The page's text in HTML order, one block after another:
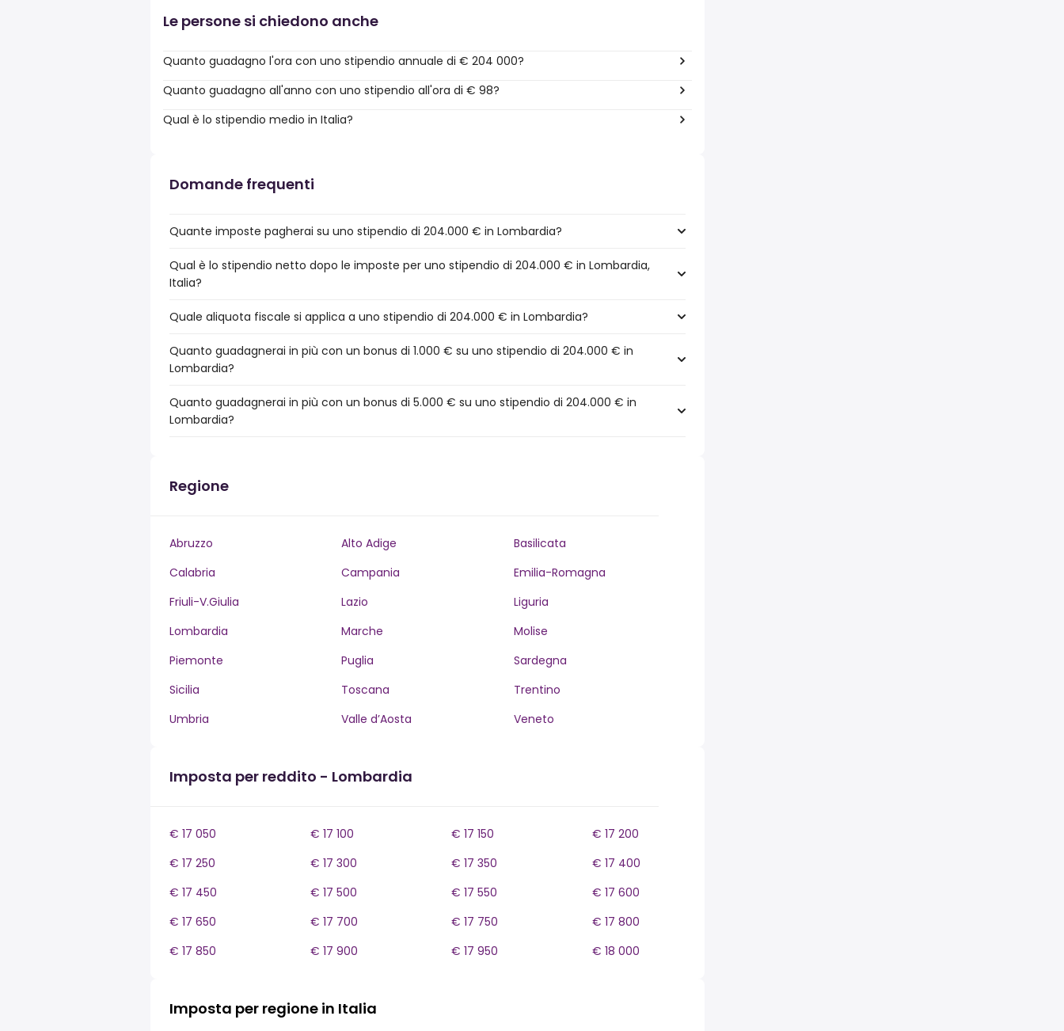
Le persone si chiedono anche
Quanto guadagno l'ora con uno stipendio annuale di € 204 000?
Quanto guadagno all'anno con uno stipendio all'ora di € 98?
Qual è lo stipendio medio in Italia?
Domande frequenti
Quante imposte pagherai su uno stipendio di 204.000 € in Lombardia?
Qual è lo stipendio netto dopo le imposte per uno stipendio di 204.000 € in Lombardia,
Italia?
Quale aliquota fiscale si applica a uno stipendio di 204.000 € in Lombardia?
Quanto guadagnerai in più con un bonus di 1.000 € su uno stipendio di 204.000 € in
Lombardia?
Quanto guadagnerai in più con un bonus di 5.000 € su uno stipendio di 204.000 € in
Lombardia?
Regione
Abruzzo Alto Adige
Basilicata
Calabria
Campania
Emilia-Romagna
Friuli-V.Giulia
Lazio
Liguria
Lombardia
Marche
Molise
Piemonte
Puglia
Sardegna
Sicilia
Toscana
Trentino
Umbria
Valle d’Aosta Veneto
Imposta per reddito - Lombardia
€ 17 050 € 17 100 € 17 150
€ 17 200
€ 17 250
€ 17 300 € 17 350
€ 17 400
€ 17 450
€ 17 500 € 17 550
€ 17 600
€ 17 650
€ 17 700 € 17 750
€ 17 800
€ 17 850
€ 17 900 € 17 950 € 18 000
Imposta per regione in Italia